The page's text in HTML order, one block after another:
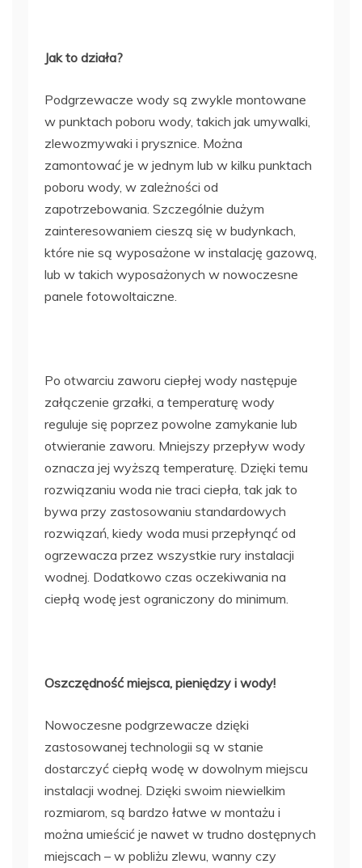
Jak to działa?
Podgrzewacze wody są zwykle montowane
w punktach poboru wody, takich jak umywalki,
zlewozmywaki i prysznice. Można
zamontować je w jednym lub w kilku punktach
poboru wody, w zależności od
zapotrzebowania. Szczególnie dużym
zainteresowaniem cieszą się w budynkach,
które nie są wyposażone w instalację gazową,
lub w takich wyposażonych w nowoczesne
panele fotowoltaiczne.
Po otwarciu zaworu ciepłej wody następuje
załączenie grzałki, a temperaturę wody
reguluje się poprzez powolne zamykanie lub
otwieranie zaworu. Mniejszy przepływ wody
oznacza jej wyższą temperaturę. Dzięki temu
rozwiązaniu woda nie traci ciepła, tak jak to
bywa przy zastosowaniu standardowych
rozwiązań, kiedy woda musi przepłynąć od
ogrzewacza przez wszystkie rury instalacji
wodnej. Dodatkowo czas oczekiwania na
ciepłą wodę jest ograniczony do minimum.
Oszczędność miejsca, pieniędzy i wody!
Nowoczesne podgrzewacze dzięki
zastosowanej technologii są w stanie
dostarczyć ciepłą wodę w dowolnym miejscu
instalacji wodnej. Dzięki swoim niewielkim
rozmiarom, są bardzo łatwe w montażu i
można umieścić je nawet w trudno dostępnych
miejscach – w pobliżu zlewu, wanny czy